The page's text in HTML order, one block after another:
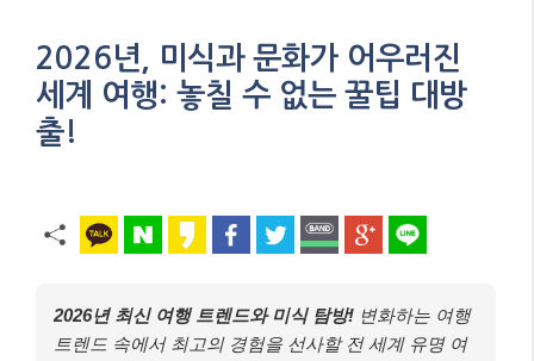
2026년, 미식과 문화가 어우러진
세계 여행: 놓칠 수 없는 꿀팁 대방
출!
2026년 최신 여행 트렌드와 미식 탐방! 변화하는 여행
트렌드 속에서 최고의 경험을 선사할 전 세계 유명 여